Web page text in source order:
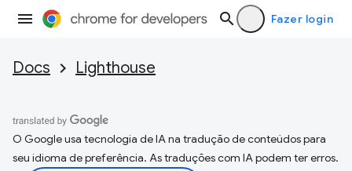
Fazer login
Docs Lighthouse
O Google usa tecnologia de IA na tradução de conteúdos para
seu idioma de preferência. As traduções com IA podem ter erros.